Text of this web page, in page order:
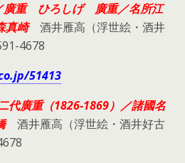
廣重 ひろしげ 廣重／名所江
真崎酒井雁高（浮世絵・酒井
4678
51413
代廣重（1826-1869）／諸國名
酒井雁高（浮世絵・酒井好古